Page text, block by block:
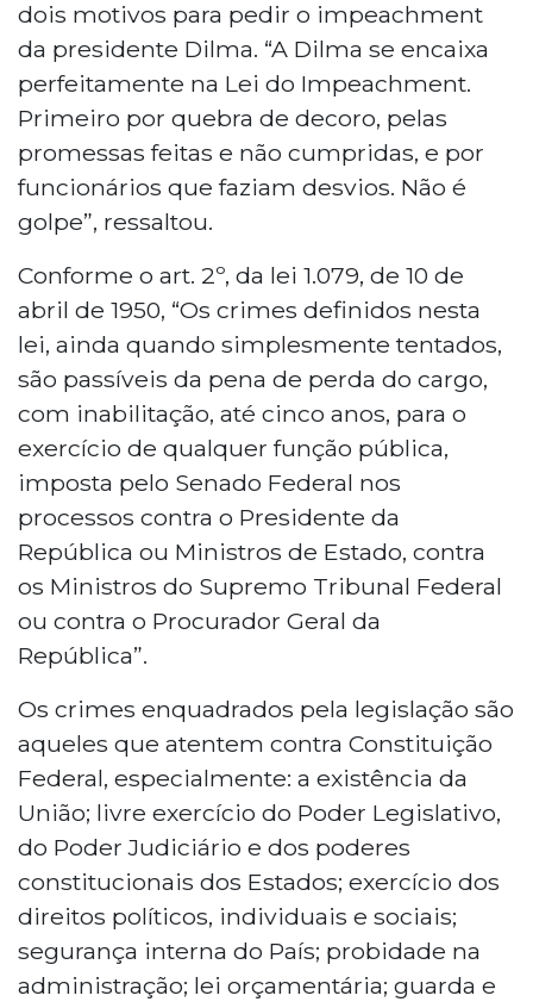
dois motivos para pedir o impeachment
da presidente Dilma. “A Dilma se encaixa
perfeitamente na Lei do Impeachment.
Primeiro por quebra de decoro, pelas
promessas feitas e não cumpridas, e por
funcionários que faziam desvios. Não é
golpe”, ressaltou.
Conforme o art. 2º, da lei 1.079, de 10 de
abril de 1950, “Os crimes definidos nesta
lei, ainda quando simplesmente tentados,
são passíveis da pena de perda do cargo,
com inabilitação, até cinco anos, para o
exercício de qualquer função pública,
imposta pelo Senado Federal nos
processos contra o Presidente da
República ou Ministros de Estado, contra
os Ministros do Supremo Tribunal Federal
ou contra o Procurador Geral da
República”.
Os crimes enquadrados pela legislação são
aqueles que atentem contra Constituição
Federal, especialmente: a existência da
União; livre exercício do Poder Legislativo,
do Poder Judiciário e dos poderes
constitucionais dos Estados; exercício dos
direitos políticos, individuais e sociais;
segurança interna do País; probidade na
administração; lei orçamentária; guarda e